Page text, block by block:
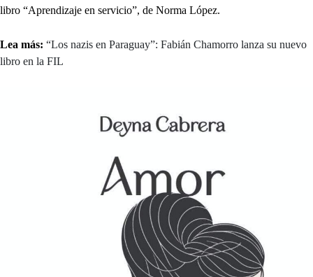
libro “Aprendizaje en servicio”, de Norma López.
Lea más: “Los nazis en Paraguay”: Fabián Chamorro lanza su nuevo
libro en la FIL